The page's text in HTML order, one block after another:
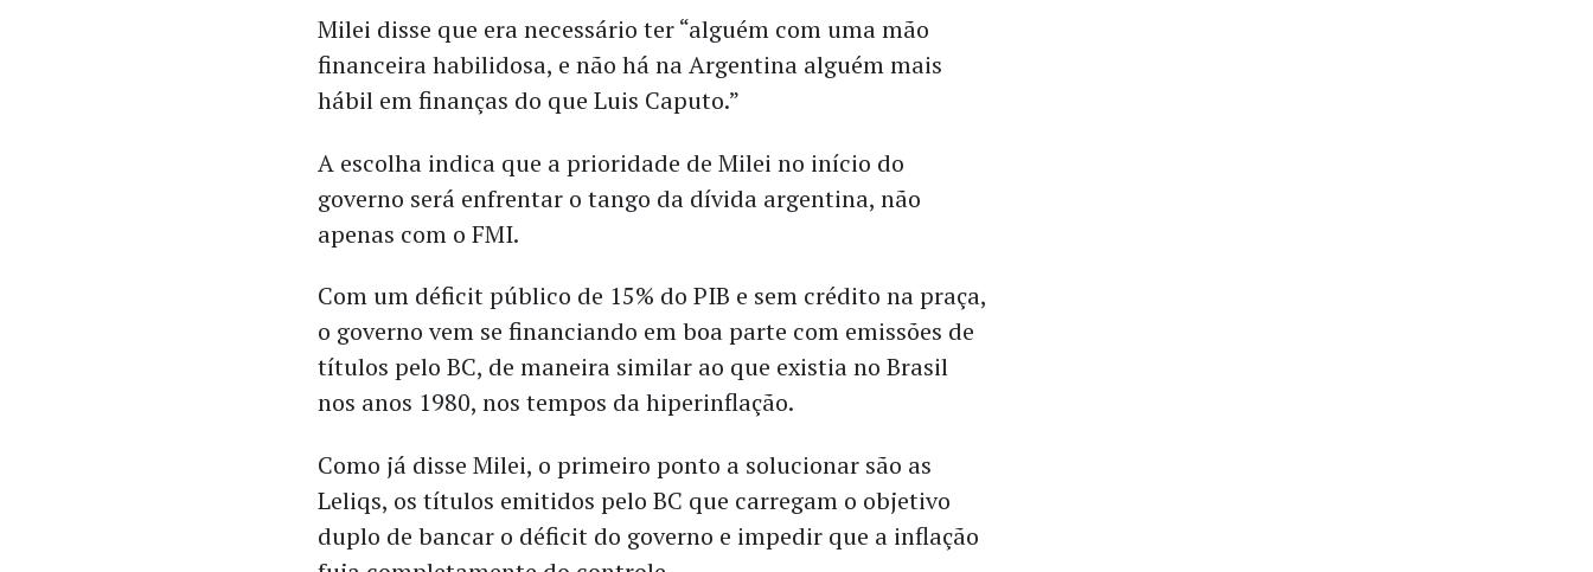
Milei disse que era necessário ter “alguém com uma mão
financeira habilidosa, e não há na Argentina alguém mais
hábil em finanças do que Luis Caputo.”
A escolha indica que a prioridade de Milei no início do
governo será enfrentar o tango da dívida argentina, não
apenas com o FMI.
Com um déficit público de 15% do PIB e sem crédito na praça,
o governo vem se financiando em boa parte com emissões de
títulos pelo BC, de maneira similar ao que existia no Brasil
nos anos 1980, nos tempos da hiperinflação.
Como já disse Milei, o primeiro ponto a solucionar são as
Leliqs, os títulos emitidos pelo BC que carregam o objetivo
duplo de bancar o déficit do governo e impedir que a inflação